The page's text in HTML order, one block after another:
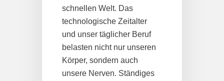
schnellen Welt. Das
technologische Zeitalter
und unser täglicher Beruf
belasten nicht nur unseren
Körper, sondern auch
unsere Nerven. Ständiges